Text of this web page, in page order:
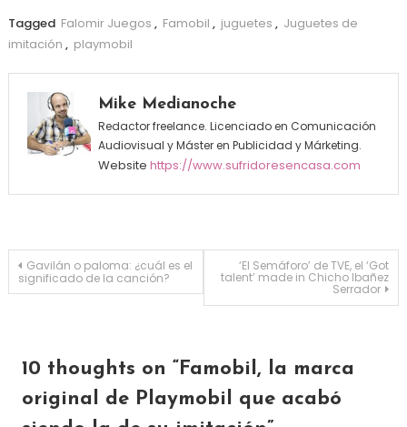
Tagged Falomir Juegos , Famobil , juguetes , Juguetes de
imitación , playmobil
Mike Medianoche
Redactor freelance. Licenciado en Comunicación
Audiovisual y Máster en Publicidad y Márketing.
Website https://www.sufridoresencasa.com
Navegación de entradas
Gavilán o paloma: ¿cuál es el
significado de la canción?
‘El Semáforo’ de TVE, el ‘Got
talent’ made in Chicho Ibañez
Serrador
10 thoughts on “Famobil, la marca
original de Playmobil que acabó